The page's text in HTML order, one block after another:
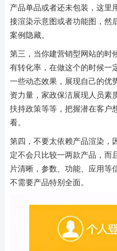
产品单品或者还未包装，这里
接渲染示意图或者功能图，然
案例隐藏。
第三，当你建营销型网站的时
有转化率，在做这个的时候一
一些动态效果，展现自己的优
资力量，家政保洁展现人员素
扶持政策等等，把握潜在客户
看。
第四，不要太依赖产品渲染，
定不会只比较一两款产品，而
片清晰，参数、功能、应用等
不需要产品特别全面。